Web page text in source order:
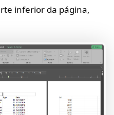
inferior da página,